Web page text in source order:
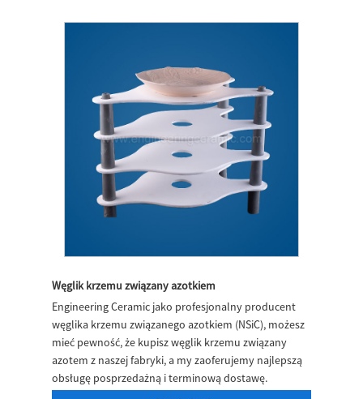
Węglik krzemu związany azotkiem
Engineering Ceramic jako profesjonalny producent
węglika krzemu związanego azotkiem (NSiC), możesz
mieć pewność, że kupisz węglik krzemu związany
azotem z naszej fabryki, a my zaoferujemy najlepszą
obsługę posprzedażną i terminową dostawę.